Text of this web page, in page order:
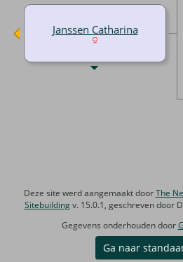
Janssen Catharina
Deze site werd aangemaakt doorThe
Sitebuildingv. 15.0.1, geschreven door
Gegevens onderhouden door
Ga naar